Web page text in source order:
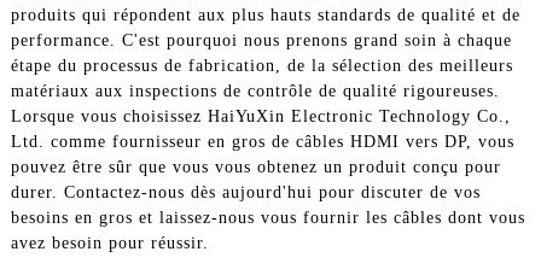
produits qui répondent aux plus hauts standards de qualité et de
performance. C'est pourquoi nous prenons grand soin à chaque
étape du processus de fabrication, de la sélection des meilleurs
matériaux aux inspections de contrôle de qualité rigoureuses.
Lorsque vous choisissez HaiYuXin Electronic Technology Co.,
Ltd. comme fournisseur en gros de câbles HDMI vers DP, vous
pouvez être sûr que vous vous obtenez un produit conçu pour
durer. Contactez-nous dès aujourd'hui pour discuter de vos
besoins en gros et laissez-nous vous fournir les câbles dont vous
avez besoin pour réussir.